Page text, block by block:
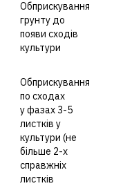
Обприскування
грунту до
появи сходів
культури
Обприскування
по сходах
у фазах 3-5
листків у
культури (не
більше 2-х
справжніх
листків